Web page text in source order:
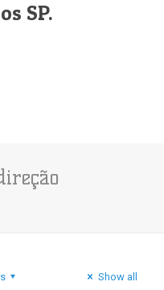
SP.
Show all